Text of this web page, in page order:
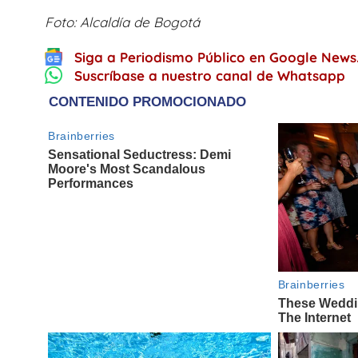
Foto: Alcaldía de Bogotá
Siga a Periodismo Público en Google
Suscríbase a nuestro canal de Whatsapp